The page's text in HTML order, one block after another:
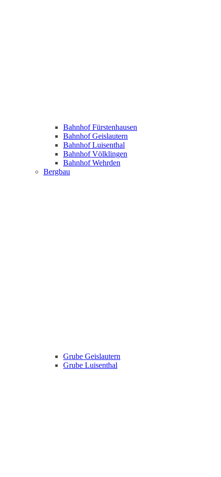
Bahnhof Fürstenhausen
Bahnhof Geislautern
Bahnhof Luisenthal
Bahnhof Völklingen
Bahnhof Wehrden
Bergbau
Grube Geislautern
Grube Luisenthal